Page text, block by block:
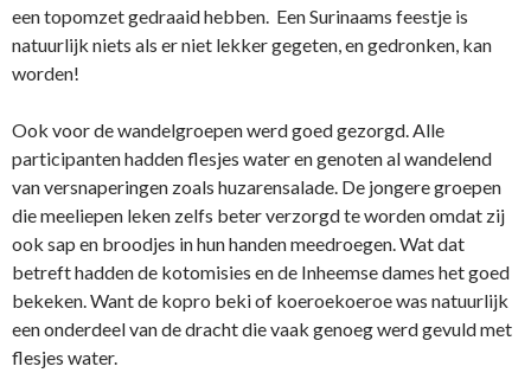
een topomzet gedraaid hebben. Een Surinaams feestje is
natuurlijk niets als er niet lekker gegeten, en gedronken, kan
worden!
Ook voor de wandelgroepen werd goed gezorgd. Alle
participanten hadden flesjes water en genoten al wandelend
van versnaperingen zoals huzarensalade. De jongere groepen
die meeliepen leken zelfs beter verzorgd te worden omdat zij
ook sap en broodjes in hun handen meedroegen. Wat dat
betreft hadden de kotomisies en de Inheemse dames het goed
bekeken. Want de kopro beki of koeroekoeroe was natuurlijk
een onderdeel van de dracht die vaak genoeg werd gevuld met
flesjes water.